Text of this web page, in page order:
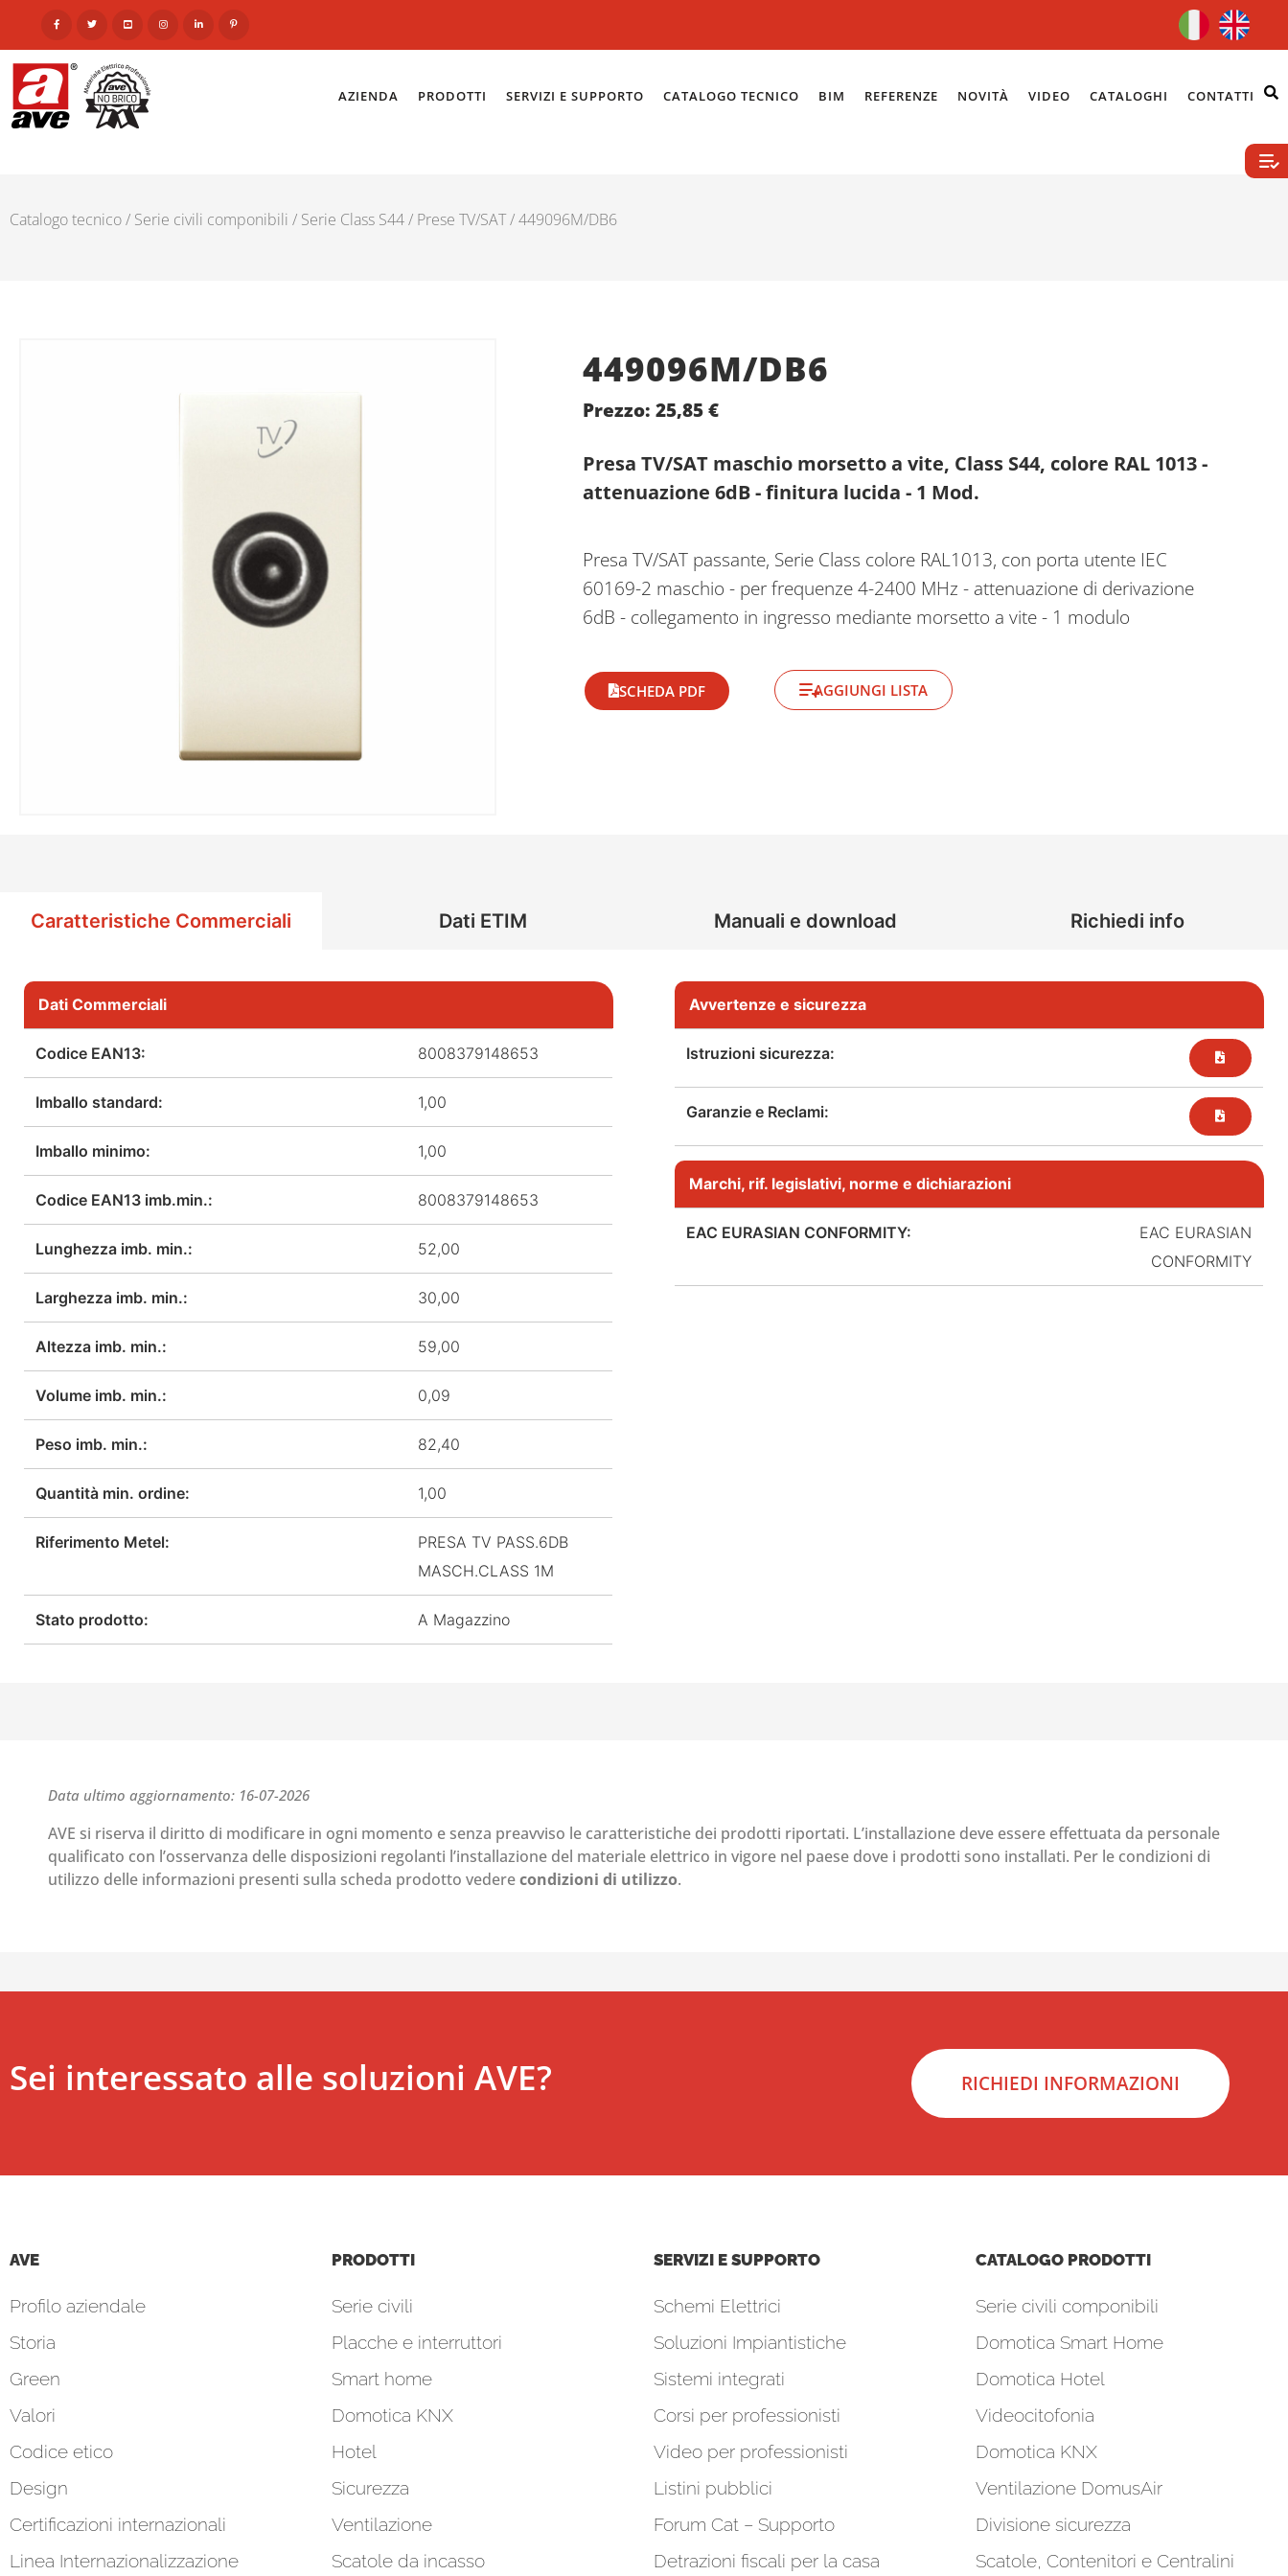
AZIENDA PRODOTTI SERVIZI E SUPPORTO CATALOGO TECNICO BIM REFERENZE NOVITÀ VIDEO CATALOGHI CONTATTI
Catalogo tecnico/ Serie civili componibili / Serie Class S44/ Prese TV/SAT/ 449096M/DB6
449096M/DB6
Prezzo: 25,85€
Presa TV/SAT maschio morsetto a vite, Class S44, colore RAL 1013 -
attenuazione 6dB - finitura lucida - 1 Mod.
Presa TV/SAT passante, Serie Class colore RAL1013, con porta utente IEC
60169-2 maschio - per frequenze 4-2400 MHz - attenuazione di derivazione
6dB - collegamento in ingresso mediante morsetto a vite - 1 modulo
SCHEDA PDF AGGIUNGI LISTA
Caratteristiche Commerciali Dati ETIM Manuali e download Richiedi info
Dati Commerciali
Codice EAN13: 8008379148653
Imballo standard: 1,00
Imballo minimo: 1,00
Codice EAN13 imb.min.: 8008379148653
Lunghezza imb. min.: 52,00
Larghezza imb. min.: 30,00
Altezza imb. min.: 59,00
Volume imb. min.: 0,09
Peso imb. min.: 82,40
Quantità min. ordine: 1,00
Riferimento Metel:
PRESA TV PASS.6DB
MASCH.CLASS 1M
Stato prodotto: A Magazzino
Avvertenze e sicurezza
Istruzioni sicurezza:
Garanzie e Reclami:
Marchi, rif. legislativi, norme e dichiarazioni
EAC EURASIAN CONFORMITY:
EAC EURASIAN
CONFORMITY
Data ultimo aggiornamento: 16-07-2026
AVE si riserva il diritto di modificare in ogni momento e senza preavviso le caratteristiche dei prodotti riportati. L’installazione deve essere effettuata da personale
qualificato con l’osservanza delle disposizioni regolanti l’installazione del materiale elettrico in vigore nel paese dove i prodotti sono installati. Per le condizioni di
utilizzo delle informazioni presenti sulla scheda prodotto vederecondizioni di utilizzo.
Sei interessato alle soluzioni AVE? RICHIEDI INFORMAZIONI
AVE
Profilo aziendale
Storia
Green
Valori
Codice etico
Design
Certificazioni internazionali
Linea Internazionalizzazione
PRODOTTI
Serie civili
Placche e interruttori
Smart home
Domotica KNX
Hotel
Sicurezza
Ventilazione
Scatole da incasso
SERVIZI E SUPPORTO
Schemi Elettrici
Soluzioni Impiantistiche
Sistemi integrati
Corsi per professionisti
Video per professionisti
Listini pubblici
Forum Cat – Supporto
Detrazioni fiscali per la casa
CATALOGO PRODOTTI
Serie civili componibili
Domotica Smart Home
Domotica Hotel
Videocitofonia
Domotica KNX
Ventilazione DomusAir
Divisione sicurezza
Scatole, Contenitori e Centralini